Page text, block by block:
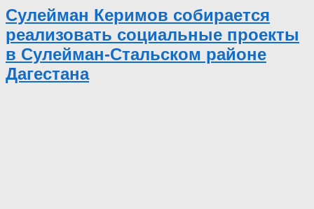
Сулейман Керимов собирается
реализовать социальные проекты
в Сулейман-Стальском районе
Дагестана